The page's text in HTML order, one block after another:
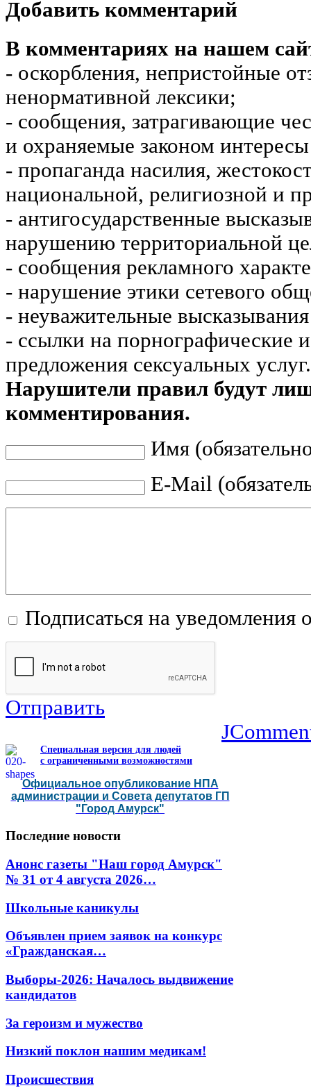
Добавить комментарий
В комментариях на нашем
- оскорбления, непристойные
ненормативной лексики;
- сообщения, затрагивающие
и охраняемые законом
- пропаганда насилия,
национальной, религиозной и
- антигосударственные
нарушению территориальной
- сообщения рекламного
- нарушение этики сетевого
- неуважительные
- ссылки на порнографические
предложения сексуальных услуг.
Нарушители правил будут
комментирования.
Имя
E-Mail
Подписаться на уведомления
Отправить
Специальная версия для людей
с ограниченными возможностями
Официальное опубликование НПА
администрации и Совета депутатов ГП
"Город Амурск"
Последние новости
Анонс газеты "Наш город Амурск"
№ 31 от 4 августа 2026…
Школьные каникулы
Объявлен прием заявок на конкурс
«Гражданская…
Выборы-2026: Началось выдвижение
кандидатов
За героизм и мужество
Низкий поклон нашим медикам!
Происшествия